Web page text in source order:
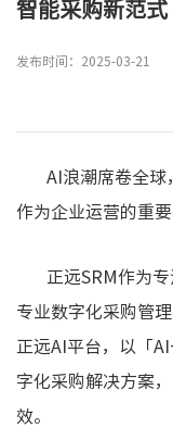
智能采购新范式
发布时间：2025-03-21
AI浪潮席卷全球
作为企业运营的重
正远SRM作为
专业数字化采购管
正远AI平台，以「
字化采购解决方案
效。